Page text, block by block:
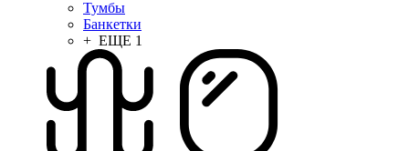
Тумбы
Банкетки
+ ЕЩЕ 1